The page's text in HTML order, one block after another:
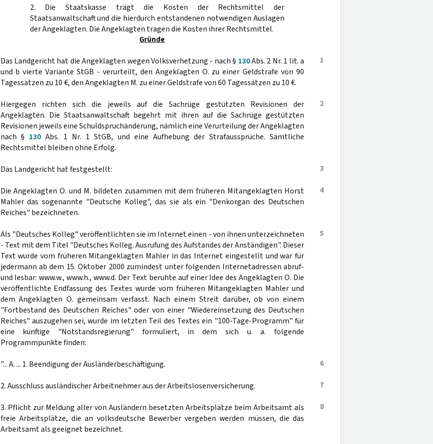
2. Die Staatskasse trägt die Kosten der Rechtsmittel der
Staatsanwaltschaft und die hierdurch entstandenen notwendigen Auslagen
der Angeklagten. Die Angeklagten tragen die Kosten ihrer Rechtsmittel.
Gründe
1
Das Landgericht hat die Angeklagten wegen Volksverhetzung - nach § 130Abs. 2 Nr. 1 lit. a
und b vierte Variante StGB - verurteilt, den Angeklagten O. zu einer Geldstrafe von 90
Tagessätzen zu 10 €, den Angeklagten M. zu einer Geldstrafe von 60 Tagessätzen zu 10 €.
2
Hiergegen richten sich die jeweils auf die Sachrüge gestützten Revisionen der
Angeklagten. Die Staatsanwaltschaft begehrt mit ihren auf die Sachrüge gestützten
Revisionen jeweils eine Schuldspruchänderung, nämlich eine Verurteilung der Angeklagten
nach § 130Abs. 1 Nr. 1 StGB, und eine Aufhebung der Strafaussprüche. Sämtliche
Rechtsmittel bleiben ohne Erfolg.
3
Das Landgericht hat festgestellt:
4
Die Angeklagten O. und M. bildeten zusammen mit dem früheren Mitangeklagten Horst
Mahler das sogenannte "Deutsche Kolleg", das sie als ein "Denkorgan des Deutschen
Reiches" bezeichneten.
5
Als "Deutsches Kolleg" veröffentlichten sie im Internet einen - von ihnen unterzeichneten
- Text mit dem Titel "Deutsches Kolleg. Ausrufung des Aufstandes der Anständigen". Dieser
Text wurde vom früheren Mitangeklagten Mahler in das Internet eingestellt und war für
jedermann ab dem 15. Oktober 2000 zumindest unter folgenden Internetadressen abruf-
und lesbar: www.w., www.h., www.d. Der Text beruhte auf einer Idee des Angeklagten O. Die
veröffentlichte Endfassung des Textes wurde vom früheren Mitangeklagten Mahler und
dem Angeklagten O. gemeinsam verfasst. Nach einem Streit darüber, ob von einem
"Fortbestand des Deutschen Reiches" oder von einer "Wiedereinsetzung des Deutschen
Reiches" auszugehen sei, wurde im letzten Teil des Textes ein "100-Tage-Programm" für
eine künftige "Notstandsregierung" formuliert, in dem sich u. a. folgende
Programmpunkte finden:
6
"... A. ... 1. Beendigung der Ausländerbeschäftigung.
7
2. Ausschluss ausländischer Arbeitnehmer aus der Arbeitslosenversicherung.
8
3. Pflicht zur Meldung aller von Ausländern besetzten Arbeitsplätze beim Arbeitsamt als
freie Arbeitsplätze, die an volksdeutsche Bewerber vergeben werden müssen, die das
Arbeitsamt als geeignet bezeichnet.